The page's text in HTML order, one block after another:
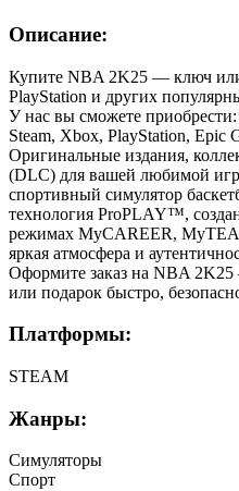
Описание:
Купите NBA 2K25 — ключ
PlayStation и других
У нас вы сможете
Steam, Xbox, PlayStation, Epic
Оригинальные издания,
(DLC) для вашей любимой
спортивный симулятор
технология ProPLAY™,
режимах MyCAREER,
яркая атмосфера и
Оформите заказ на NBA
или подарок быстро,
Платформы:
STEAM
Жанры:
Симуляторы
Спорт